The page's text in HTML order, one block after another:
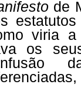
de
viria a
os